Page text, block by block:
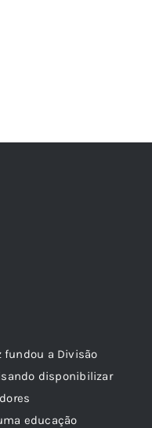
fundou a Divisão
disponibilizar
educação